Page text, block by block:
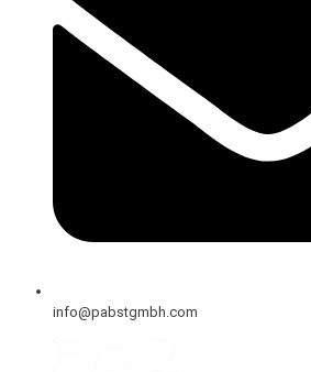
info@pabstgmbh.com